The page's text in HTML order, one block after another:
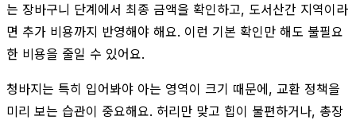
는 장바구니 단계에서 최종 금액을 확인하고, 도서산간 지역이라
면 추가 비용까지 반영해야 해요. 이런 기본 확인만 해도 불필요
한 비용을 줄일 수 있어요.
청바지는 특히 입어봐야 아는 영역이 크기 때문에, 교환 정책을
미리 보는 습관이 중요해요. 허리만 맞고 힙이 불편하거나, 총장